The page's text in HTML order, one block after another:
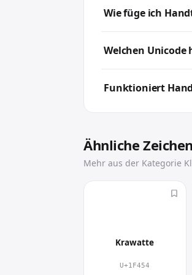
Handtasche
Wie füge ich
der gewünschten
Welchen Unicode
Funktioniert
Ähnliche Zeichen
Mehr aus der Kategorie
Krawatte
U+1F454